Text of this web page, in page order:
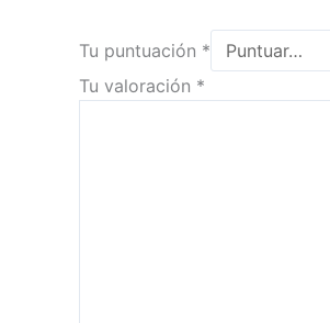
Tu puntuación *
Tu valoración *